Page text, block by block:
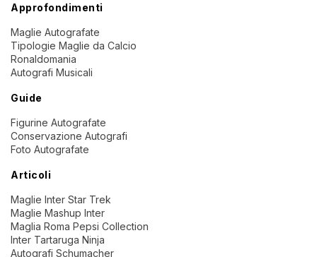
Approfondimenti
Maglie Autografate
Tipologie Maglie da Calcio
Ronaldomania
Autografi Musicali
Guide
Figurine Autografate
Conservazione Autografi
Foto Autografate
Articoli
Maglie Inter Star Trek
Maglie Mashup Inter
Maglia Roma Pepsi Collection
Inter Tartaruga Ninja
Autografi Schumacher